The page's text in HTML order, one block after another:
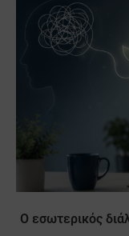
Ο εσωτερικός